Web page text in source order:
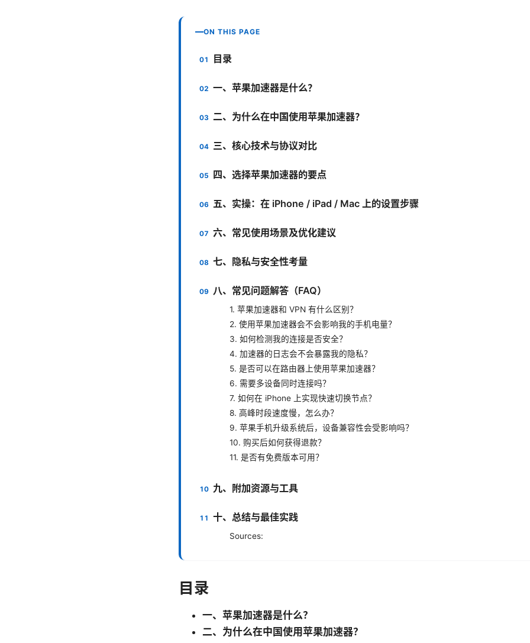
ON THIS PAGE
目录
一、苹果加速器是什么？
二、为什么在中国使用苹果加速器？
三、核心技术与协议对比
四、选择苹果加速器的要点
五、实操：在 iPhone / iPad / Mac 上的设置步骤
六、常见使用场景及优化建议
七、隐私与安全性考量
八、常见问题解答（FAQ）
1. 苹果加速器和 VPN 有什么区别？
2. 使用苹果加速器会不会影响我的手机电量？
3. 如何检测我的连接是否安全？
4. 加速器的日志会不会暴露我的隐私？
5. 是否可以在路由器上使用苹果加速器？
6. 需要多设备同时连接吗？
7. 如何在 iPhone 上实现快速切换节点？
8. 高峰时段速度慢，怎么办？
9. 苹果手机升级系统后，设备兼容性会受影响吗？
10. 购买后如何获得退款？
11. 是否有免费版本可用？
九、附加资源与工具
十、总结与最佳实践
Sources:
目录
一、苹果加速器是什么？
二、为什么在中国使用苹果加速器？